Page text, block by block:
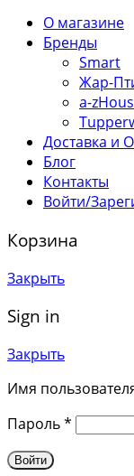
О магазине
Бренды
Smart
Жар-
a-
Доставка и
Блог
Контакты
Войти/
Корзина
Закрыть
Sign in
Закрыть
Имя
Пароль*
Войти